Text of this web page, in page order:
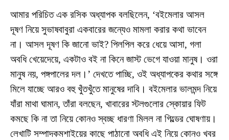
আমার পরিচিত এক রসিক অধ্যাপক বলছিলেন, ‘বইমেলার আসল
দূষণ নিয়ে সুভাষবাবুরা একবারের জন্যেও মামলা করার কথা ভাবেন
না। আসল দূষণ কি জানো ভাই? পিলপিল করে ধেয়ে আসা, গলা
অবধি খেয়েদেয়ে, একটাও বই না কিনে জাস্ট ভেগে যাওয়া মানুষ। ওরা
মানুষ নয়, পঙ্গপালের দল।’ দেখতে পাচ্ছি, ওই অধ্যাপকের কথার সঙ্গে
মিলে যাচ্ছে আরও বহু খুঁতখুঁতে মানুষের দাবি। বইমেলার ভালমন্দ নিয়ে
যাঁরা মাথা ঘামান, তাঁরা বলছেন, খাবারের স্টলগুলোর স্কোয়ার ফিট
কমছে কি না তা নিয়ে কোনও স্বচ্ছ ধারণা মিলল না গিল্ডের ঘোষণায়।
লেখাটি সম্পাদকমশাইয়ের কাছে পাঠানো অবধি এই নিয়ে কোনও খবর